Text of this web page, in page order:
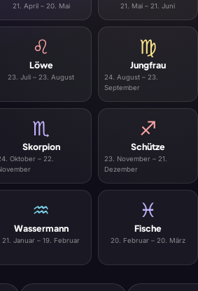
21. April – 20. Mai 21. Mai – 21. Juni
♌
Löwe
23. Juli – 23. August
♍
Jungfrau
24. August – 23.
September
♏
Skorpion
Oktober – 22.
♐
Schütze
23. November – 21.
Dezember
♒
Wassermann
21. Januar – 19. Februar
♓
Fische
20. Februar – 20. März